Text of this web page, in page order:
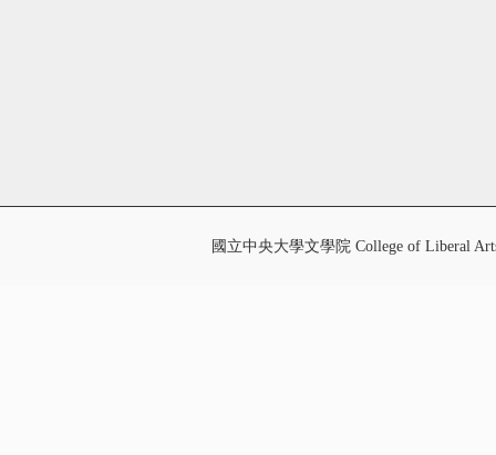
國立中央大學文學院 College of Liberal